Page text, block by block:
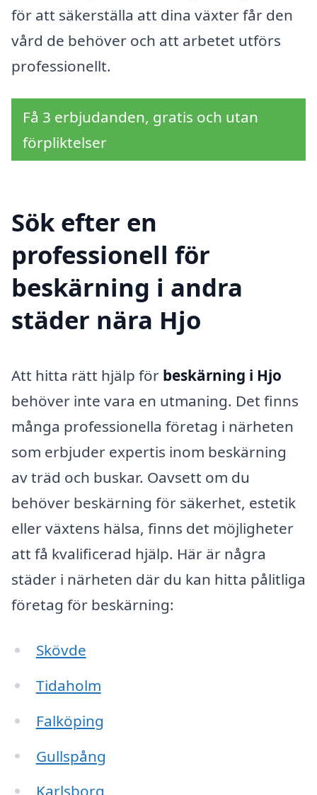
för att säkerställa att dina växter får den
vård de behöver och att arbetet utförs
professionellt.
Få 3 erbjudanden, gratis och utan
förpliktelser
Sök efter en
professionell för
beskärning i andra
städer nära Hjo
Att hitta rätt hjälp för beskärning i Hjo
behöver inte vara en utmaning. Det finns
många professionella företag i närheten
som erbjuder expertis inom beskärning
av träd och buskar. Oavsett om du
behöver beskärning för säkerhet, estetik
eller växtens hälsa, finns det möjligheter
att få kvalificerad hjälp. Här är några
städer i närheten där du kan hitta pålitliga
företag för beskärning:
Skövde
Tidaholm
Falköping
Gullspång